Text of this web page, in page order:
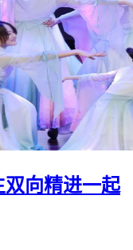
向精进一起